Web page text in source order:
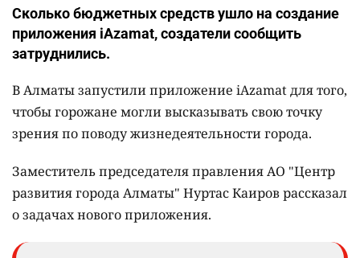
Сколько бюджетных средств ушло на создание
приложения iAzamat, создатели сообщить
затруднились.
В Алматы запустили приложение iAzamat для того,
чтобы горожане могли высказывать свою точку
зрения по поводу жизнедеятельности города.
Заместитель председателя правления АО "Центр
развития города Алматы" Нуртас Каиров рассказал
о задачах нового приложения.